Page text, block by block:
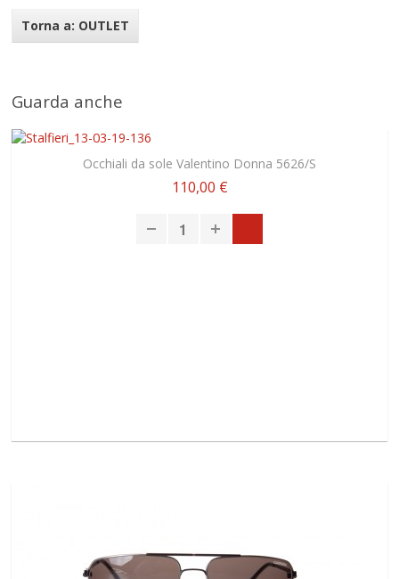
Torna a: OUTLET
Guarda anche
Occhiali da sole Valentino Donna 5626/S
110,00 €